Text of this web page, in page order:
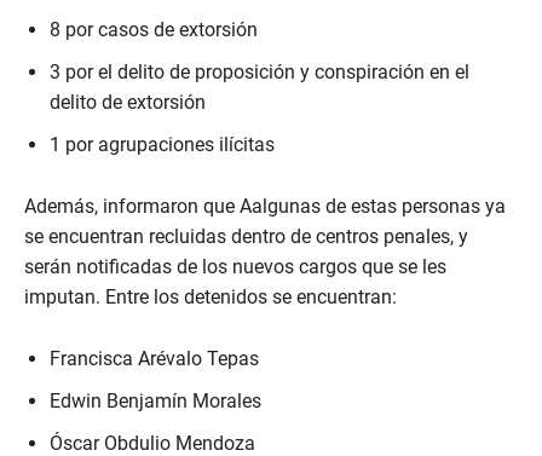
o
d
4
e
c
o
n
d
s
8 por casos de extorsión
3 por el delito de proposición y conspiración en el
delito de extorsión
1 por agrupaciones ilícitas
Además, informaron que Aalgunas de estas personas ya
se encuentran recluidas dentro de centros penales, y
serán notificadas de los nuevos cargos que se les
imputan. Entre los detenidos se encuentran:
Francisca Arévalo Tepas
Edwin Benjamín Morales
Óscar Obdulio Mendoza